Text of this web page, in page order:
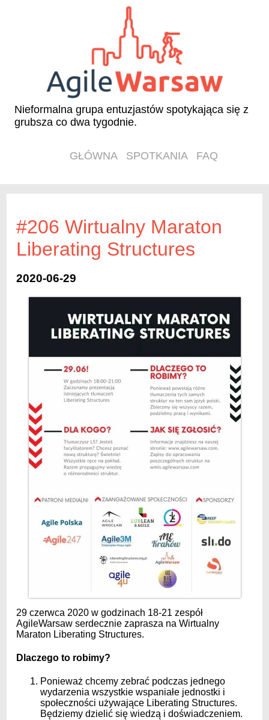
Nieformalna grupa entuzjastów spotykająca się z
grubsza co dwa tygodnie.
GŁÓWNA SPOTKANIA FAQ
#206 Wirtualny Maraton
Liberating Structures
2020-06-29
29 czerwca 2020 w godzinach 18-21 zespół
AgileWarsaw serdecznie zaprasza na Wirtualny
Maraton Liberating Structures.
Dlaczego to robimy?
Ponieważ chcemy zebrać podczas jednego
wydarzenia wszystkie wspaniałe jednostki i
społeczności używające Liberating Structures.
Będziemy dzielić się wiedzą i doświadczeniem.